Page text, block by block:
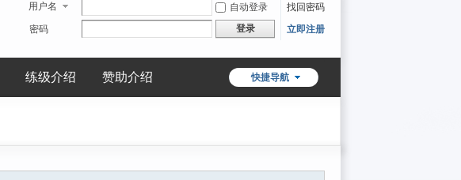
用户名 自动登录
找回密码
密码
登录 立即注册
快捷导航
练级介绍 赞助介绍